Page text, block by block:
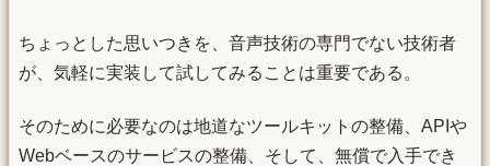
ちょっとした思いつきを、音声技術の専門でない技術者
が、気軽に実装して試してみることは重要である。
そのために必要なのは地道なツールキットの整備、APIや
Webベースのサービスの整備、そして、無償で入手でき